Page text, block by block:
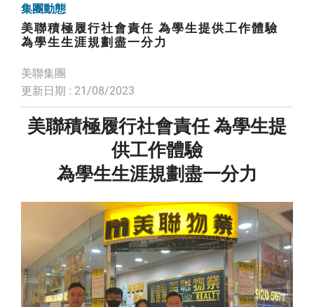
集團動態
美聯積極履行社會責任 為學生提供工作體驗
為學生生涯規劃盡一分力
美聯集團
更新日期 : 21/08/2023
美聯積極履行社會責任 為學生提
供工作體驗
為學生生涯規劃盡一分力